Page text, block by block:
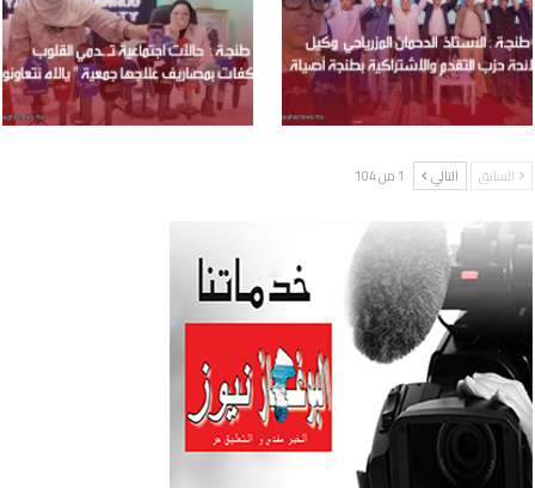
السابق التالي 1 من 104